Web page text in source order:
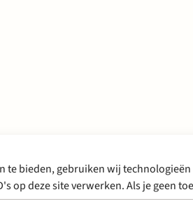
te bieden, gebruiken wij
op deze site verwerken. Als je geen